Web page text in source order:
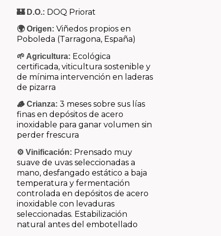
🏰 D.O.: DOQ Priorat
🌍 Origen: Viñedos propios en
Poboleda (Tarragona, España)
🌱 Agricultura: Ecológica
certificada, viticultura sostenible y
de mínima intervención en laderas
de pizarra
🪵 Crianza: 3 meses sobre sus lías
finas en depósitos de acero
inoxidable para ganar volumen sin
perder frescura
⚙️ Vinificación: Prensado muy
suave de uvas seleccionadas a
mano, desfangado estático a baja
temperatura y fermentación
controlada en depósitos de acero
inoxidable con levaduras
seleccionadas. Estabilización
natural antes del embotellado